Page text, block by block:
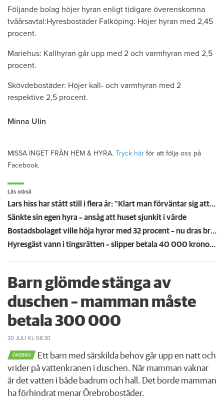
Följande bolag höjer hyran enligt tidigare överenskomna
tvåårsavtal:Hyresbostäder Falköping: Höjer hyran med 2,45
procent.
Mariehus: Kallhyran går upp med 2 och varmhyran med 2,5
procent.
Skövdebostäder: Höjer kall- och varmhyran med 2
respektive 2,5 procent.
Minna Ulin
MISSA INGET FRÅN HEM & HYRA. Tryck här för att följa oss på
Facebook.
Läs också
Lars hiss har stått still i flera år: "Klart man förväntar sig att en hiss ska fungera om det finns en"
Sänkte sin egen hyra – ansåg att huset sjunkit i värde
Bostadsbolaget ville höja hyror med 32 procent – nu dras bruksvärderingen tillbaka
Hyresgäst vann i tingsrätten – slipper betala 40 000 kronor för obeboelig lägenhet
Barn glömde stänga av
duschen – mamman måste
betala 300 000
30 JULI KL 08:30
ÖREBRO
Ett barn med särskilda behov går upp en natt och
vrider på vattenkranen i duschen. När mamman vaknar
är det vatten i både badrum och hall. Det borde mamman
ha förhindrat menar Örebrobostäder.